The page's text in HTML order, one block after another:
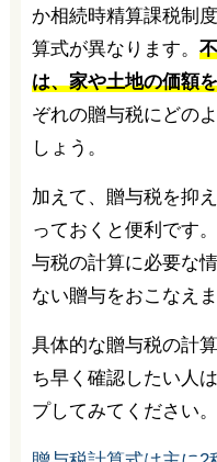
か相続時精算課税制
算式が異なります。
は、家や土地の価額
ぞれの贈与税にどの
しょう。
加えて、贈与税を抑
っておくと便利です
与税の計算に必要な
ない贈与をおこなえま
具体的な贈与税の計
ち早く確認したい人
プしてみてください。